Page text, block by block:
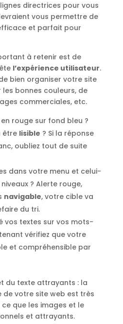
directrices pour vous
vous permettre de
et parfait pour
à retenir est de
l’expérience utilisateur.
bien organiser votre site
les bonnes couleurs, de
commerciales, etc.
rouge sur fond bleu ?
être lisible ? Si la réponse
oubliez tout de suite
dans votre menu et celui-
? Alerte rouge,
navigable, votre cible va
du tri.
vos textes sur vos mots-
vérifiez que votre
et compréhensible par
du texte attrayants : la
de votre site web est très
que les images et le
et attrayants.